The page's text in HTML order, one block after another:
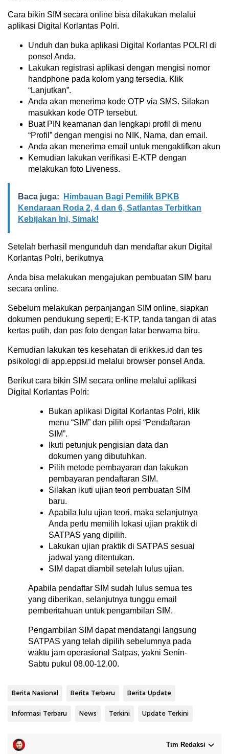
Cara bikin SIM secara online bisa dilakukan melalui
aplikasi Digital Korlantas Polri.
Unduh dan buka aplikasi Digital Korlantas POLRI di
ponsel Anda.
Lakukan registrasi aplikasi dengan mengisi nomor
handphone pada kolom yang tersedia. Klik
“Lanjutkan”.
Anda akan menerima kode OTP via SMS. Silakan
masukkan kode OTP tersebut.
Buat PIN keamanan dan lengkapi profil di menu
“Profil” dengan mengisi no NIK, Nama, dan email.
Anda akan menerima email untuk mengaktifkan akun
Kemudian lakukan verifikasi E-KTP dengan
melakukan foto Liveness.
Baca juga:
Himbauan Bagi Pemilik BPKB
Kendaraan Roda 2, 4 dan 6, Satlantas Terbitkan
Kebijakan Ini, Simak!
Setelah berhasil mengunduh dan mendaftar akun Digital
Korlantas Polri, berikutnya
Anda bisa melakukan mengajukan pembuatan SIM baru
secara online.
Sebelum melakukan perpanjangan SIM online, siapkan
dokumen pendukung seperti; E-KTP, tanda tangan di atas
kertas putih, dan pas foto dengan latar berwarna biru.
Kemudian lakukan tes kesehatan di erikkes.id dan tes
psikologi di app.eppsi.id melalui browser ponsel Anda.
Berikut cara bikin SIM secara online melalui aplikasi
Digital Korlantas Polri:
Bukan aplikasi Digital Korlantas Polri, klik
menu “SIM” dan pilih opsi “Pendaftaran
SIM”.
Ikuti petunjuk pengisian data dan
dokumen yang dibutuhkan.
Pilih metode pembayaran dan lakukan
pembayaran pendaftaran SIM.
Silakan ikuti ujian teori pembuatan SIM
baru.
Apabila lulu ujian teori, maka selanjutnya
Anda perlu memilih lokasi ujian praktik di
SATPAS yang dipilih.
Lakukan ujian praktik di SATPAS sesuai
jadwal yang ditentukan.
SIM dapat diambil setelah lulus ujian.
Apabila pendaftar SIM sudah lulus semua tes
yang diberikan, selanjutnya tunggu email
pemberitahuan untuk pengambilan SIM.
Pengambilan SIM dapat mendatangi langsung
SATPAS yang telah dipilih sebelumnya pada
waktu jam operasional Satpas, yakni Senin-
Sabtu pukul 08.00-12.00.
Berita Nasional Berita Terbaru Berita Update
Informasi Terbaru News Terkini Update Terkini
Tim Redaksi